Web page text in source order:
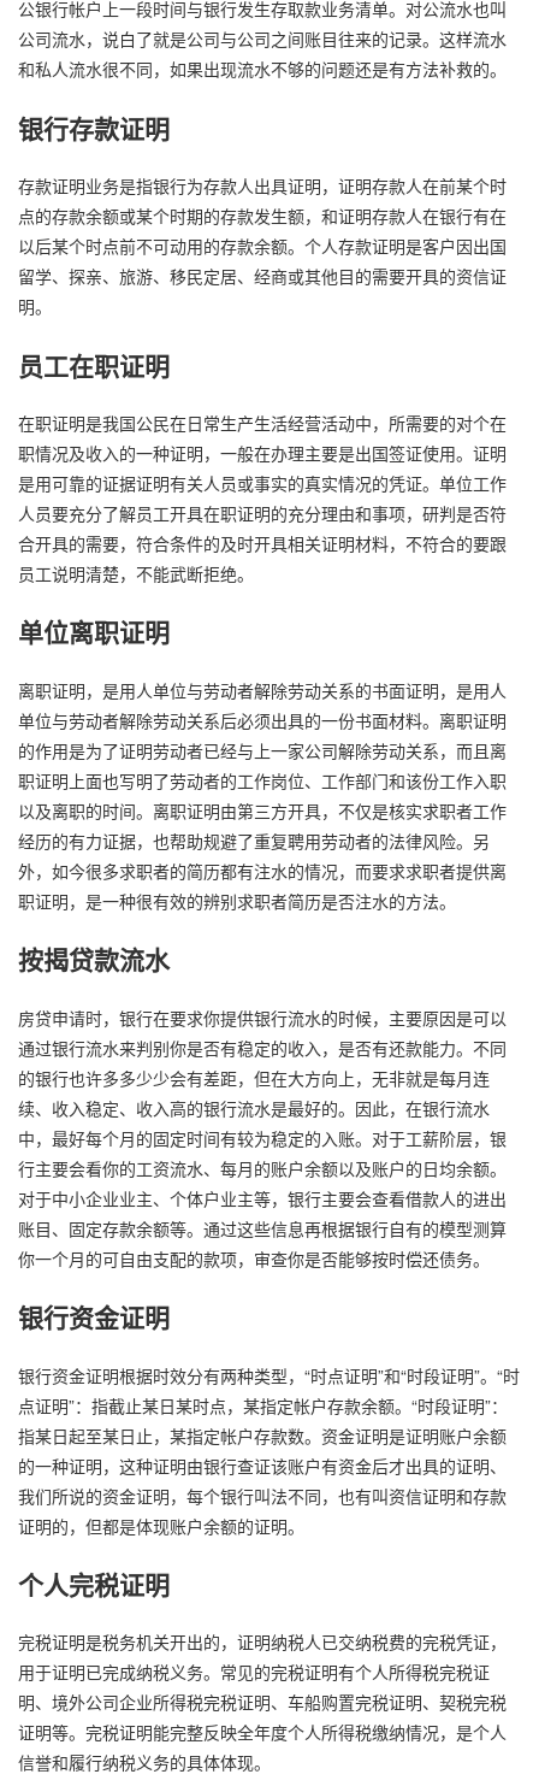
公银行帐户上一段时间与银行发生存取款业务清单。对公流水也叫
公司流水，说白了就是公司与公司之间账目往来的记录。这样流水
和私人流水很不同，如果出现流水不够的问题还是有方法补救的。
银行存款证明
存款证明业务是指银行为存款人出具证明，证明存款人在前某个时
点的存款余额或某个时期的存款发生额，和证明存款人在银行有在
以后某个时点前不可动用的存款余额。个人存款证明是客户因出国
留学、探亲、旅游、移民定居、经商或其他目的需要开具的资信证
明。
员工在职证明
在职证明是我国公民在日常生产生活经营活动中，所需要的对个在
职情况及收入的一种证明，一般在办理主要是出国签证使用。证明
是用可靠的证据证明有关人员或事实的真实情况的凭证。单位工作
人员要充分了解员工开具在职证明的充分理由和事项，研判是否符
合开具的需要，符合条件的及时开具相关证明材料，不符合的要跟
员工说明清楚，不能武断拒绝。
单位离职证明
离职证明，是用人单位与劳动者解除劳动关系的书面证明，是用人
单位与劳动者解除劳动关系后必须出具的一份书面材料。离职证明
的作用是为了证明劳动者已经与上一家公司解除劳动关系，而且离
职证明上面也写明了劳动者的工作岗位、工作部门和该份工作入职
以及离职的时间。离职证明由第三方开具，不仅是核实求职者工作
经历的有力证据，也帮助规避了重复聘用劳动者的法律风险。另
外，如今很多求职者的简历都有注水的情况，而要求求职者提供离
职证明，是一种很有效的辨别求职者简历是否注水的方法。
按揭贷款流水
房贷申请时，银行在要求你提供银行流水的时候，主要原因是可以
通过银行流水来判别你是否有稳定的收入，是否有还款能力。不同
的银行也许多多少少会有差距，但在大方向上，无非就是每月连
续、收入稳定、收入高的银行流水是最好的。因此，在银行流水
中，最好每个月的固定时间有较为稳定的入账。对于工薪阶层，银
行主要会看你的工资流水、每月的账户余额以及账户的日均余额。
对于中小企业业主、个体户业主等，银行主要会查看借款人的进出
账目、固定存款余额等。通过这些信息再根据银行自有的模型测算
你一个月的可自由支配的款项，审查你是否能够按时偿还债务。
银行资金证明
银行资金证明根据时效分有两种类型，“时点证明”和“时段证明”。“时
点证明”：指截止某日某时点，某指定帐户存款余额。“时段证明”：
指某日起至某日止，某指定帐户存款数。资金证明是证明账户余额
的一种证明，这种证明由银行查证该账户有资金后才出具的证明、
我们所说的资金证明，每个银行叫法不同，也有叫资信证明和存款
证明的，但都是体现账户余额的证明。
个人完税证明
完税证明是税务机关开出的，证明纳税人已交纳税费的完税凭证，
用于证明已完成纳税义务。常见的完税证明有个人所得税完税证
明、境外公司企业所得税完税证明、车船购置完税证明、契税完税
证明等。完税证明能完整反映全年度个人所得税缴纳情况，是个人
信誉和履行纳税义务的具体体现。